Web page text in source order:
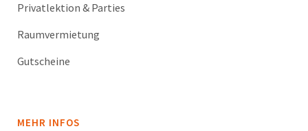
Privatlektion & Parties
Raumvermietung
Gutscheine
MEHR INFOS